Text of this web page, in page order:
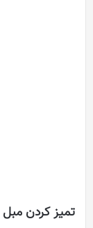
تمیز کردن مبل